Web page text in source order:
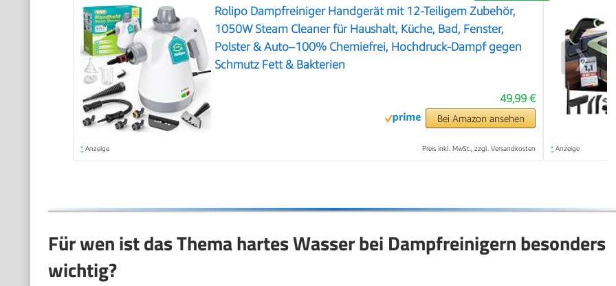
Rolipo Dampfreiniger Handgerät mit 12-Teiligem Zubehör,
1050W Steam Cleaner für Haushalt, Küche, Bad, Fenster,
Polster & Auto–100% Chemiefrei, Hochdruck-Dampf gegen
Schmutz Fett & Bakterien
49,99 €
Bei Amazon ansehen
* Anzeige Preis inkl. MwSt., zzgl. Versandkosten * Anzeige
❯
Für wen ist das Thema hartes Wasser bei Dampfreinigern besonders
wichtig?